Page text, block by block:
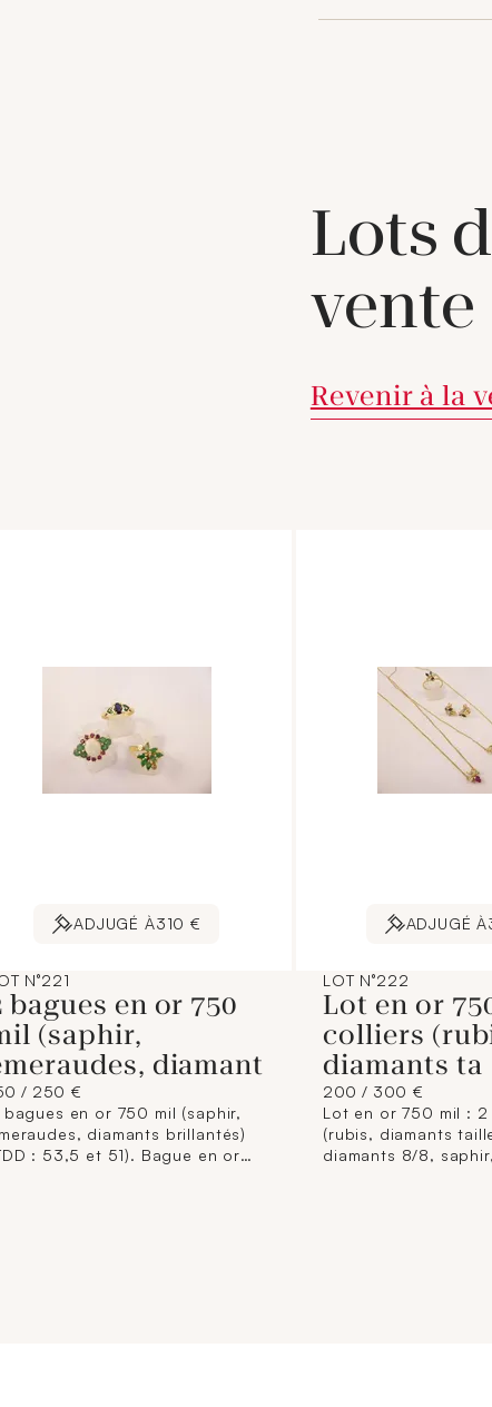
Lots
vente
Revenir à la
ADJUGÉ À310 €
N°221
bagues en or 750
(saphir,
diamant
/ 250 €
bagues en or 750 mil (saphir,
diamants brillantés)
: 53,5 et 51). Bague en or
ADJUGÉ À
LOT N°222
Lot en or
colliers
diamants ta
200 / 300 €
Lot en or 750 mil : 2
(rubis, diamants
diamants 8/8,